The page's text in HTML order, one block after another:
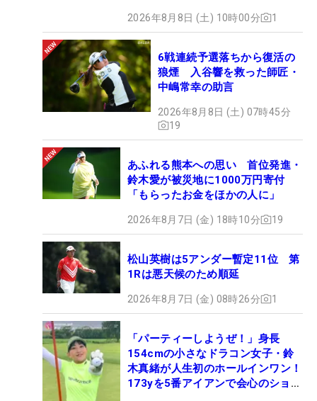
2026年8月8日 (土) 10時00分 1
6戦連続予選落ちから復活の
狼煙 入谷響を救った師匠・
中嶋常幸の助言
2026年8月8日 (土) 07時45分
19
あふれる熊本への思い 首位発進・
鈴木愛が被災地に1000万円寄付
「もらったお金をほかの人に」
2026年8月7日 (金) 18時10分 19
松山英樹は5アンダー暫定11位 第
1Rは悪天候のため順延
2026年8月7日 (金) 08時26分 1
「パーティーしようぜ！」身長
154cmの小さなドラコン女子・鈴
木真緒が人生初のホールインワン！
173yを5番アイアンで会心のショッ